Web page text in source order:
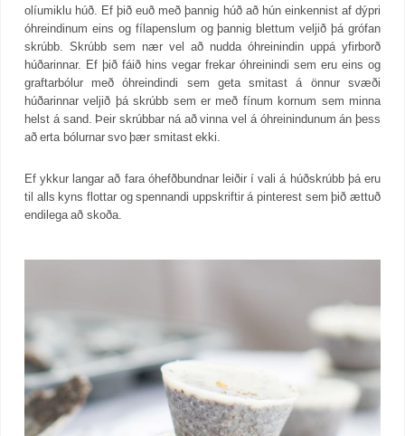
olíumiklu húð. Ef þið euð með þannig húð að hún einkennist af dýpri
óhreindinum eins og fílapenslum og þannig blettum veljið þá grófan
skrúbb. Skrúbb sem nær vel að nudda óhreinindin uppá yfirborð
húðarinnar. Ef þið fáið hins vegar frekar óhreinindi sem eru eins og
graftarbólur með óhreindindi sem geta smitast á önnur svæði
húðarinnar veljið þá skrúbb sem er með fínum kornum sem minna
helst á sand. Þeir skrúbbar ná að vinna vel á óhreinindunum án þess
að erta bólurnar svo þær smitast ekki.
Ef ykkur langar að fara óhefðbundnar leiðir í vali á húðskrúbb þá eru
til alls kyns flottar og spennandi uppskriftir á pinterest sem þið ættuð
endilega að skoða.